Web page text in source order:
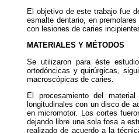
El objetivo de este trabajo fue
esmalte dentario, en
con lesiones de caries
MATERIALES Y MÉTODOS
Se utilizaron para éste
ortodóncicas y quirúrgicas,
macroscópicas de caries.
El procesamiento del
longitudinales con un disco de
en micromotor. Los cortes
dejando libre una sola fosa a
realizado de acuerdo a la